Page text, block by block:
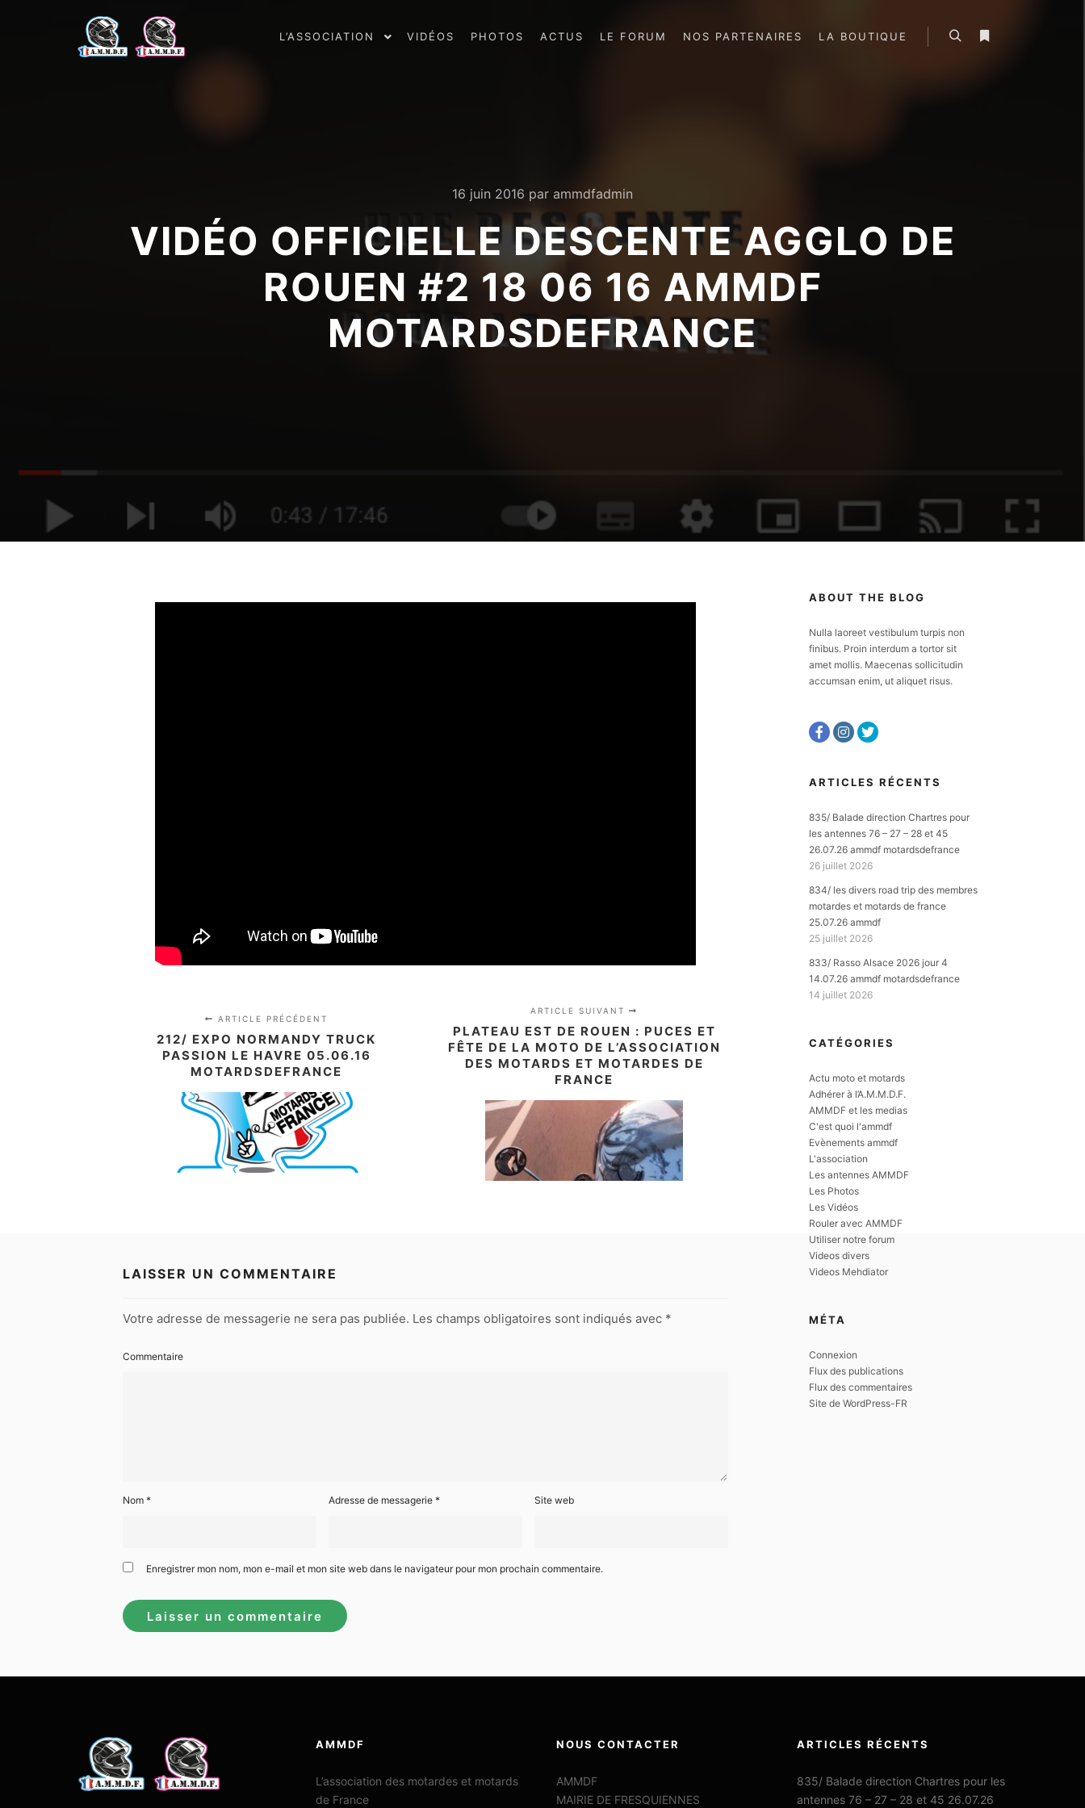
L’ASSOCIATION VIDÉOS PHOTOS ACTUS LE FORUM NOS PARTENAIRES LA BOUTIQUE
16 juin 2016 par ammdfadmin
VIDÉO OFFICIELLE DESCENTE AGGLO DE
ROUEN #2 18 06 16 AMMDF
MOTARDSDEFRANCE
ARTICLE PRÉCÉDENT
212/ EXPO NORMANDY TRUCK
PASSION LE HAVRE 05.06.16
MOTARDSDEFRANCE
ARTICLE SUIVANT
PLATEAU EST DE ROUEN : PUCES ET
FÊTE DE LA MOTO DE L’ASSOCIATION
DES MOTARDS ET MOTARDES DE
FRANCE
LAISSER UN COMMENTAIRE
Votre adresse de messagerie ne sera pas publiée. Les champs obligatoires sont indiqués avec *
Commentaire
Nom * Adresse de messagerie * Site web
Enregistrer mon nom, mon e-mail et mon site web dans le navigateur pour mon prochain commentaire.
ABOUT THE BLOG
Nulla laoreet vestibulum turpis non
finibus. Proin interdum a tortor sit
amet mollis. Maecenas sollicitudin
accumsan enim, ut aliquet risus.
ARTICLES RÉCENTS
835/ Balade direction Chartres pour
les antennes 76 – 27 – 28 et 45
26.07.26 ammdf motardsdefrance
26 juillet 2026
834/ les divers road trip des membres
motardes et motards de france
25.07.26 ammdf
25 juillet 2026
833/ Rasso Alsace 2026 jour 4
14.07.26 ammdf motardsdefrance
14 juillet 2026
CATÉGORIES
Actu moto et motards
Adhérer à l’A.M.M.D.F.
AMMDF et les medias
C'est quoi l'ammdf
Evènements ammdf
L'association
Les antennes AMMDF
Les Photos
Les Vidéos
Rouler avec AMMDF
Utiliser notre forum
Videos divers
Videos Mehdiator
MÉTA
Connexion
Flux des publications
Flux des commentaires
Site de WordPress-FR
AMMDF
L’association des motardes et motards
de France
NOUS CONTACTER
AMMDF
MAIRIE DE FRESQUIENNES
ARTICLES RÉCENTS
835/ Balade direction Chartres pour les
antennes 76 – 27 – 28 et 45 26.07.26